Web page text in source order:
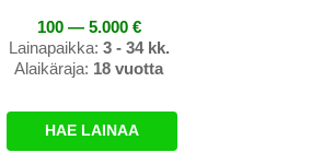
100 — 5.000 €
Lainapaikka: 3 - 34 kk.
Alaikäraja: 18 vuotta
HAE LAINAA